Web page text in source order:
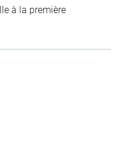
à la première